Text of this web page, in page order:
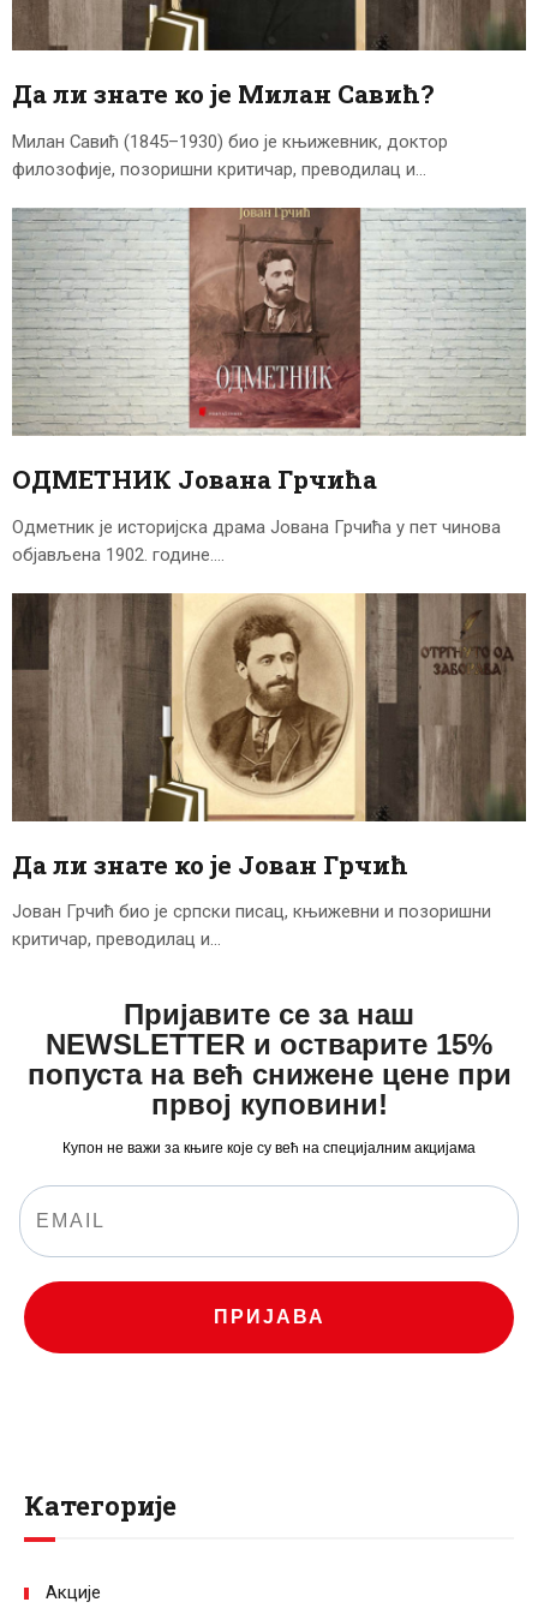
ЦЕНОВНИК
ПИСМО
Да ли знате ко је Милан Савић?
Милан Савић (1845–1930) био је књижевник, доктор
филозофије, позоришни критичар, преводилац и…
ОДМЕТНИК Јована Грчића
Одметник је историјска драма Јована Грчића у пет чинова
објављена 1902. године.…
Да ли знате ко је Јован Грчић
Јован Грчић био је српски писац, књижевни и позоришни
критичар, преводилац и…
Пријавите се за наш
NEWSLETTER и остварите 15%
попуста на већ снижене цене при
првој куповини!
Купон не важи за књиге које су већ на специјалним акцијама
ПРИЈАВА
Категорије
Акције